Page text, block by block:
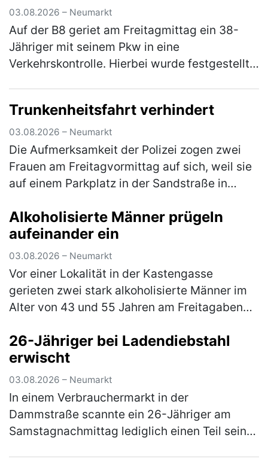
03.08.2026 – Neumarkt
Auf der B8 geriet am Freitagmittag ein 38-
Jähriger mit seinem Pkw in eine
Verkehrskontrolle. Hierbei wurde festgestellt,
(mehr)
Trunkenheitsfahrt verhindert
03.08.2026 – Neumarkt
Die Aufmerksamkeit der Polizei zogen zwei
Frauen am Freitagvormittag auf sich, weil sie
auf einem Parkplatz in der Sandstraße in
Beamten bemerkten schnell, …(mehr)
Alkoholisierte Männer prügeln
aufeinander ein
03.08.2026 – Neumarkt
Vor einer Lokalität in der Kastengasse
gerieten zwei stark alkoholisierte Männer im
Alter von 43 und 55 Jahren am Freitagabend
gegenseitig aufeinander ein…(mehr)
26-Jähriger bei Ladendiebstahl
erwischt
03.08.2026 – Neumarkt
In einem Verbrauchermarkt in der
Dammstraße scannte ein 26-Jähriger am
Samstagnachmittag lediglich einen Teil seines